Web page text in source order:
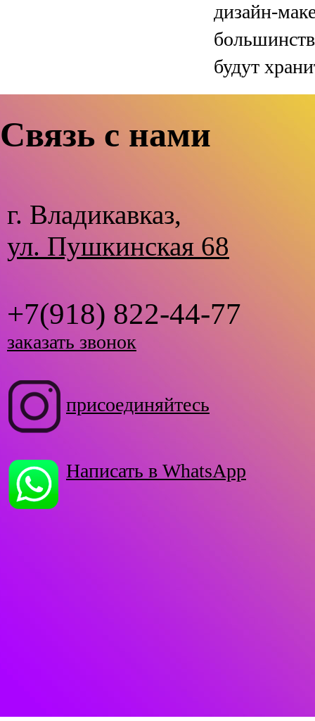
дизайн-
будут
Связь с нами
г. Владикавказ,
ул. Пушкинская 68
+7(918) 822-44-77
заказать звонок
присоединяйтесь
Написать в WhatsApp